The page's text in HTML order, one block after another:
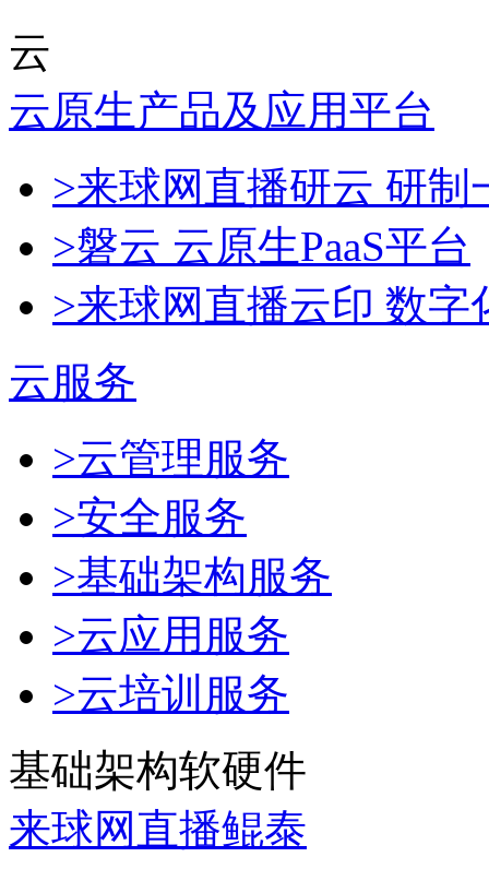
云
云原生产品及应用平台
>来球网直播研云 研
>磐云 云原生PaaS平台
>来球网直播云印 数字
云服务
>云管理服务
>安全服务
>基础架构服务
>云应用服务
>云培训服务
基础架构软硬件
来球网直播鲲泰